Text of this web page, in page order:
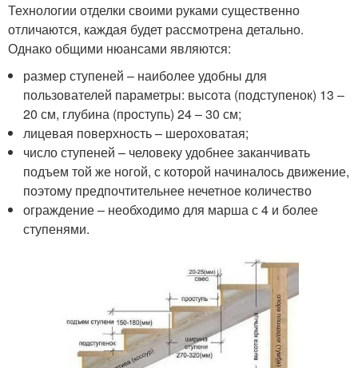
Технологии отделки своими руками существенно
отличаются, каждая будет рассмотрена детально.
Однако общими нюансами являются:
размер ступеней – наиболее удобны для
пользователей параметры: высота (подступенок) 13 –
20 см, глубина (проступь) 24 – 30 см;
лицевая поверхность – шероховатая;
число ступеней – человеку удобнее заканчивать
подъем той же ногой, с которой начиналось движение,
поэтому предпочтительнее нечетное количество
ограждение – необходимо для марша с 4 и более
ступенями.